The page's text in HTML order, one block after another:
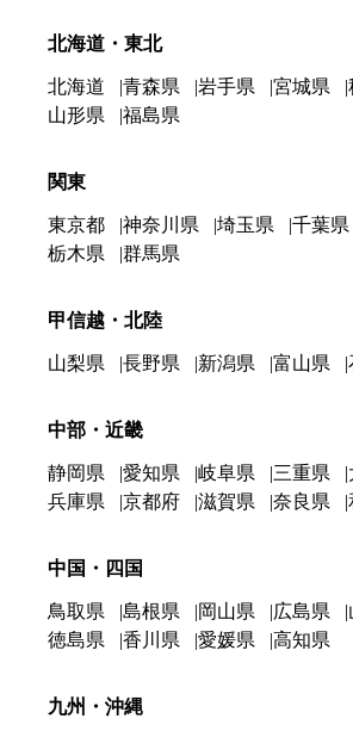
北海道・東北
北海道 青森県 岩手県 宮城県
山形県
福島県
関東
東京都 神奈川県 埼玉県 千葉県
栃木県
群馬県
甲信越・北陸
山梨県 長野県 新潟県 富山県
中部・近畿
静岡県 愛知県 岐阜県 三重県
兵庫県
京都府 滋賀県 奈良県
中国・四国
鳥取県 島根県 岡山県 広島県
徳島県
香川県 愛媛県 高知県
九州・沖縄